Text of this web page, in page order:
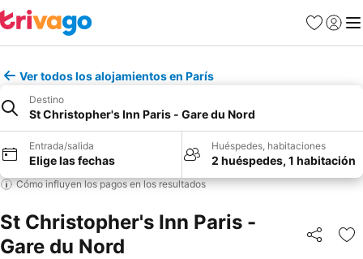
Favoritos
Iniciar
Ver todos los alojamientos en París
Destino
St Christopher's Inn Paris - Gare du Nord
Entrada/salida
Elige las fechas
Huéspedes, habitaciones
2 huéspedes, 1 habitación
Cómo influyen los pagos en los resultados
St Christopher's Inn Paris -
Gare du Nord
Compartir